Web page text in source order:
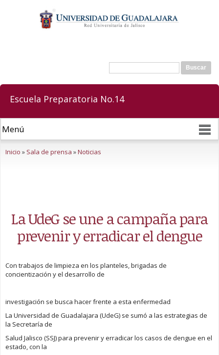
contenido
principal
Formulario de búsqueda
Buscar
Escuela Preparatoria No.14
Inicio » Sala de prensa »Noticias
La UdeG se une a campaña para
prevenir y erradicar el dengue
Con trabajos de limpieza en los planteles, brigadas de
concientización y el desarrollo de
investigación se busca hacer frente a esta enfermedad
La Universidad de Guadalajara (UdeG) se sumó a las estrategias de
la Secretaría de
Salud Jalisco (SSJ) para prevenir y erradicar los casos de dengue en el
estado, con la